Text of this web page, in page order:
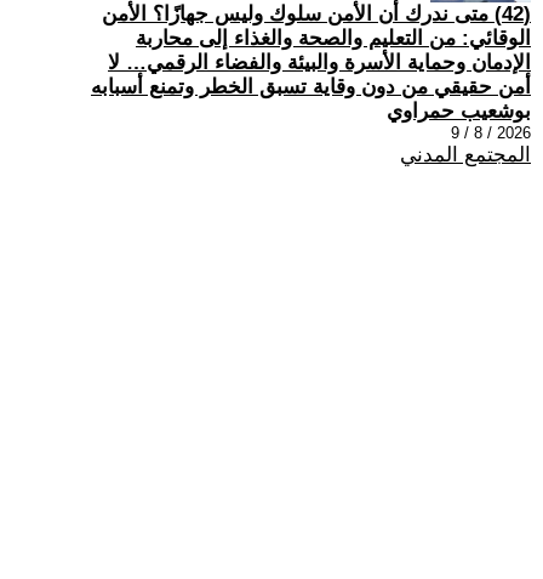
(42) متى ندرك أن الأمن سلوك وليس جهازًا؟ الأمن
الوقائي: من التعليم والصحة والغذاء إلى محاربة
الإدمان وحماية الأسرة والبيئة والفضاء الرقمي… لا
أمن حقيقي من دون وقاية تسبق الخطر وتمنع أسبابه
بوشعيب حمراوي
2026 / 8 / 9
المجتمع المدني